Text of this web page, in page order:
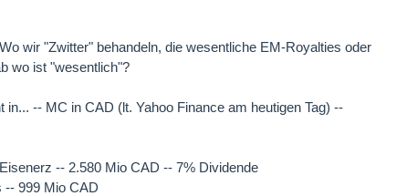
wir "Zwitter" behandeln, die wesentliche EM-Royalties oder
wo ist "wesentlich"?
-- MC in CAD (lt. Yahoo Finance am heutigen Tag) --
-- 2.580 Mio CAD -- 7% Dividende
-- 999 Mio CAD